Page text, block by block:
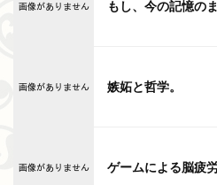
もし、今の記憶の
嫉妬と哲学。
ゲームによる脳疲